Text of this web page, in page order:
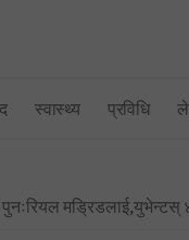
सांसद् अरबिन्द
प्रधानमन्त्रीको
स्वास्थ्य प्रविधि
पुनःरियल